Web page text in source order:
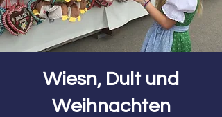
Wiesn, Dult und
Weihnachten